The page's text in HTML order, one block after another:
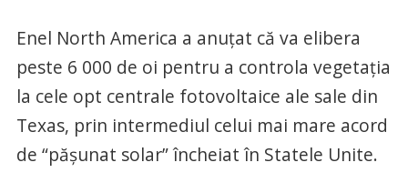
Enel North America a anuțat că va elibera
peste 6 000 de oi pentru a controla vegetația
la cele opt centrale fotovoltaice ale sale din
Texas, prin intermediul celui mai mare acord
de “pășunat solar” încheiat în Statele Unite.